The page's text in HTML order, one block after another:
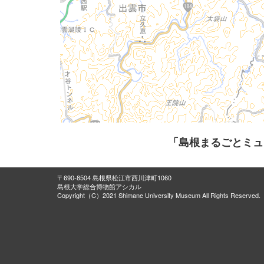
「島根まるごとミ
〒690-8504 島根県松江市西川津町1060
島根大学総合博物館アシカル
Copyright（C）2021 Shimane University Museum All Rights Reserved.